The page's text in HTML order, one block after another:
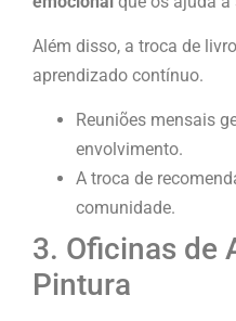
Além disso, a troca de
aprendizado contínuo.
Reuniões mensais
envolvimento.
A troca de
comunidade.
3. Oficinas de
Pintura